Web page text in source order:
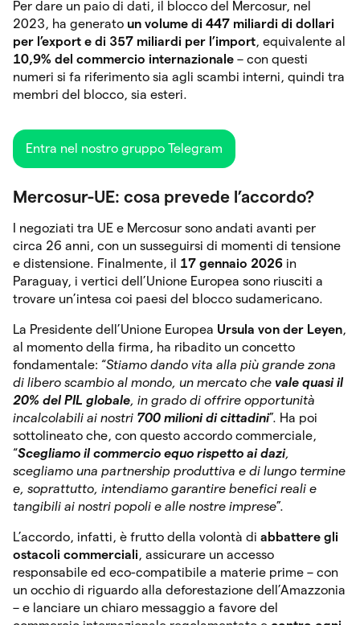
Per dare un paio di dati, il blocco del Mercosur, nel
2023, ha generato un volume di 447 miliardi di dollari
per l’export e di 357 miliardi per l’import, equivalente al
10,9% del commercio internazionale – con questi
numeri si fa riferimento sia agli scambi interni, quindi tra
membri del blocco, sia esteri.
Entra nel nostro gruppo Telegram
Mercosur-UE: cosa prevede l’accordo?
I negoziati tra UE e Mercosur sono andati avanti per
circa 26 anni, con un susseguirsi di momenti di tensione
e distensione. Finalmente, il 17 gennaio 2026 in
Paraguay, i vertici dell’Unione Europea sono riusciti a
trovare un’intesa coi paesi del blocco sudamericano.
La Presidente dell’Unione Europea Ursula von der Leyen,
al momento della firma, ha ribadito un concetto
fondamentale: “Stiamo dando vita alla più grande zona
di libero scambio al mondo, un mercato che vale quasi il
20% del PIL globale, in grado di offrire opportunità
incalcolabili ai nostri 700 milioni di cittadini”. Ha poi
sottolineato che, con questo accordo commerciale,
“Scegliamo il commercio equo rispetto ai dazi,
scegliamo una partnership produttiva e di lungo termine
e, soprattutto, intendiamo garantire benefici reali e
tangibili ai nostri popoli e alle nostre imprese”.
L’accordo, infatti, è frutto della volontà di abbattere gli
ostacoli commerciali, assicurare un accesso
responsabile ed eco-compatibile a materie prime – con
un occhio di riguardo alla deforestazione dell’Amazzonia
– e lanciare un chiaro messaggio a favore del